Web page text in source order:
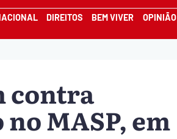
DIREITOS BEM VIVER OPINIÃO
contra
MASP, em